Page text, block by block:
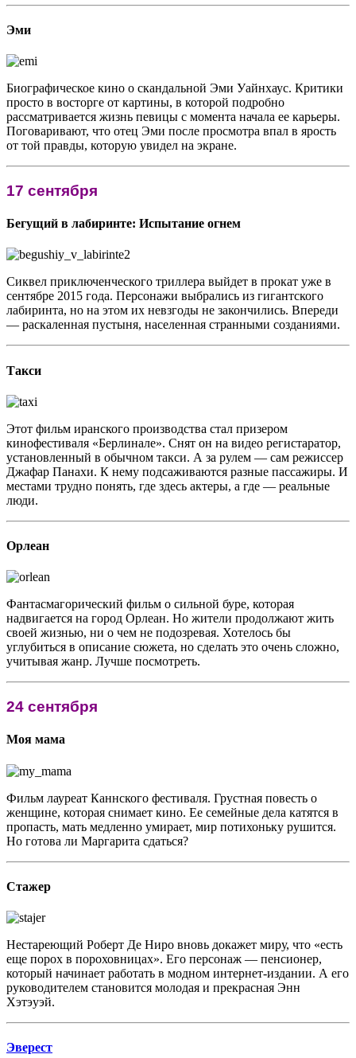
Эми
Биографическое кино о скандальной Эми Уайнхаус. Критики
просто в восторге от картины, в которой подробно
рассматривается жизнь певицы с момента начала ее карьеры.
Поговаривают, что отец Эми после просмотра впал в ярость
от той правды, которую увидел на экране.
17 сентября
Бегущий в лабиринте: Испытание огнем
Сиквел приключенческого триллера выйдет в прокат уже в
сентябре 2015 года. Персонажи выбрались из гигантского
лабиринта, но на этом их невзгоды не закончились. Впереди
— раскаленная пустыня, населенная странными созданиями.
Такси
Этот фильм иранского производства стал призером
кинофестиваля «Берлинале». Снят он на видео регистаратор,
установленный в обычном такси. А за рулем — сам режиссер
Джафар Панахи. К нему подсаживаются разные пассажиры. И
местами трудно понять, где здесь актеры, а где — реальные
люди.
Орлеан
Фантасмагорический фильм о сильной буре, которая
надвигается на город Орлеан. Но жители продолжают жить
своей жизнью, ни о чем не подозревая. Хотелось бы
углубиться в описание сюжета, но сделать это очень сложно,
учитывая жанр. Лучше посмотреть.
24 сентября
Моя мама
Фильм лауреат Каннского фестиваля. Грустная повесть о
женщине, которая снимает кино. Ее семейные дела катятся в
пропасть, мать медленно умирает, мир потихоньку рушится.
Но готова ли Маргарита сдаться?
Стажер
Нестареющий Роберт Де Ниро вновь докажет миру, что «есть
еще порох в пороховницах». Его персонаж — пенсионер,
который начинает работать в модном интернет-издании. А его
руководителем становится молодая и прекрасная Энн
Хэтэуэй.
Эверест